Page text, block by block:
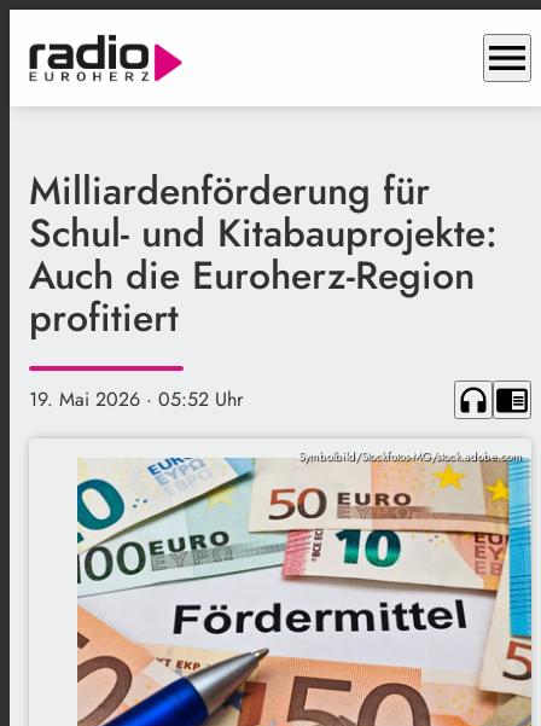
menu
Milliardenförderung für
Schul- und Kitabauprojekte:
Auch die Euroherz-Region
profitiert
19. Mai 2026 · 05:52 Uhr headphones chrome_reader_mode
Symbolbild/Stockfotos-MG/stock.adobe.com